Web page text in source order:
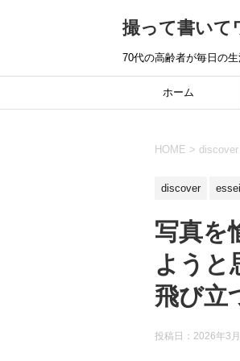
撮って書いて
70代の高齢者が毎日の
ホーム
HOME > discover
discover essei
写真を
ようと
飛び立
投稿日： 2026年3